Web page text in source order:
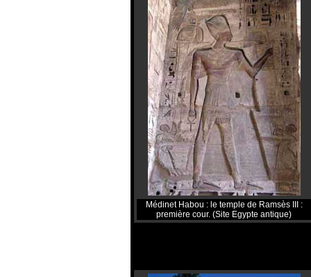
Médinet Habou : le temple de Ramsès III :
première cour. (Site Egypte antique)